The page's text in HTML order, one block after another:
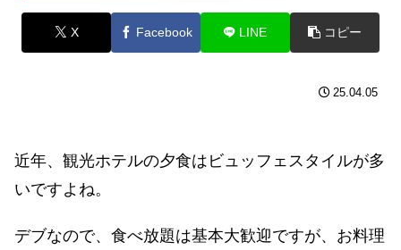
X Facebook LINE コピー
25.04.05
近年、観光ホテルの夕食はビュッフェスタイルが多
いですよね。
デブなので、食べ放題は基本大歓迎ですが、お料理